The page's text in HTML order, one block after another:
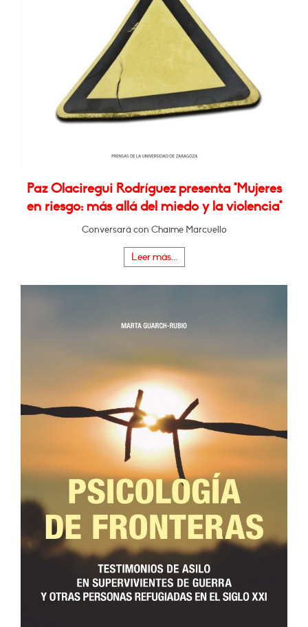
Paz Olaciregui Rodríguez presenta "Mujeres
en riesgo: más allá del miedo y la violencia"
Conversará con Chaime Marcuello
Leer más...